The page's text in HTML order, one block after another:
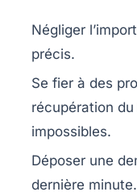
L’AGEFIPH peut
Négliger
précis.
Se fier à des
récupération
impossibles.
Déposer une
dernière minute.